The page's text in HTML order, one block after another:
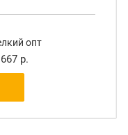
опт
667 р.